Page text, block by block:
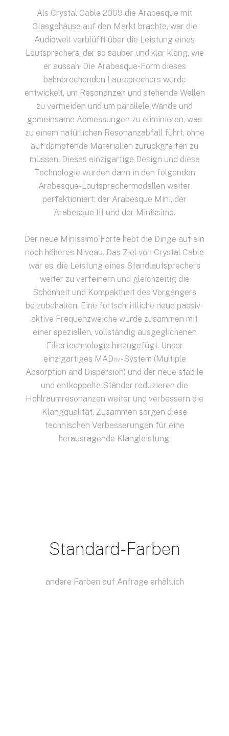
Als Crystal Cable 2009 die Arabesque mit
Glasgehäuse auf den Markt brachte, war die
Audiowelt verblüfft über die Leistung eines
Lautsprechers, der so sauber und klar klang, wie
er aussah. Die Arabesque-Form dieses
bahnbrechenden Lautsprechers wurde
entwickelt, um Resonanzen und stehende Wellen
zu vermeiden und um parallele Wände und
gemeinsame Abmessungen zu eliminieren, was
zu einem natürlichen Resonanzabfall führt, ohne
auf dämpfende Materialien zurückgreifen zu
müssen. Dieses einzigartige Design und diese
Technologie wurden dann in den folgenden
Arabesque-Lautsprechermodellen weiter
perfektioniert: der Arabesque Mini, der
Arabesque III und der Minissimo.
Der neue Minissimo Forte hebt die Dinge auf ein
noch höheres Niveau. Das Ziel von Crystal Cable
war es, die Leistung eines Standlautsprechers
weiter zu verfeinern und gleichzeitig die
Schönheit und Kompaktheit des Vorgängers
beizubehalten. Eine fortschrittliche neue passiv-
aktive Frequenzweiche wurde zusammen mit
einer speziellen, vollständig ausgeglichenen
Filtertechnologie hinzugefügt. Unser
einzigartiges MAD™-System (Multiple
Absorption and Dispersion) und der neue stabile
und entkoppelte Ständer reduzieren die
Hohlraumresonanzen weiter und verbessern die
Klangqualität. Zusammen sorgen diese
technischen Verbesserungen für eine
herausragende Klangleistung.
Standard-Farben
andere Farben auf Anfrage erhältlich